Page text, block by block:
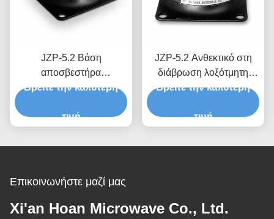
JZP-5.2 Βάση
αποσβεστήρα
κραδασμών βάσης
απομόνωσης κραδασμών
από καουτσούκ,
συνθήκες για εξωτερικούς
Βρείτε την καλύτερη
τιμή
JZP-5.2 Ανθεκτικό στη
διάβρωση λοξότμητη
βάση απομόνωσης
απομονωτή κραδασμών
Βρείτε την καλύτερη
τιμή
Επικοινωνήστε μαζί μας
Xi'an Hoan Microwave Co., Ltd.